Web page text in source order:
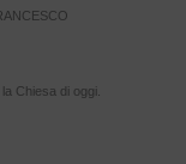
Chiesa di oggi.